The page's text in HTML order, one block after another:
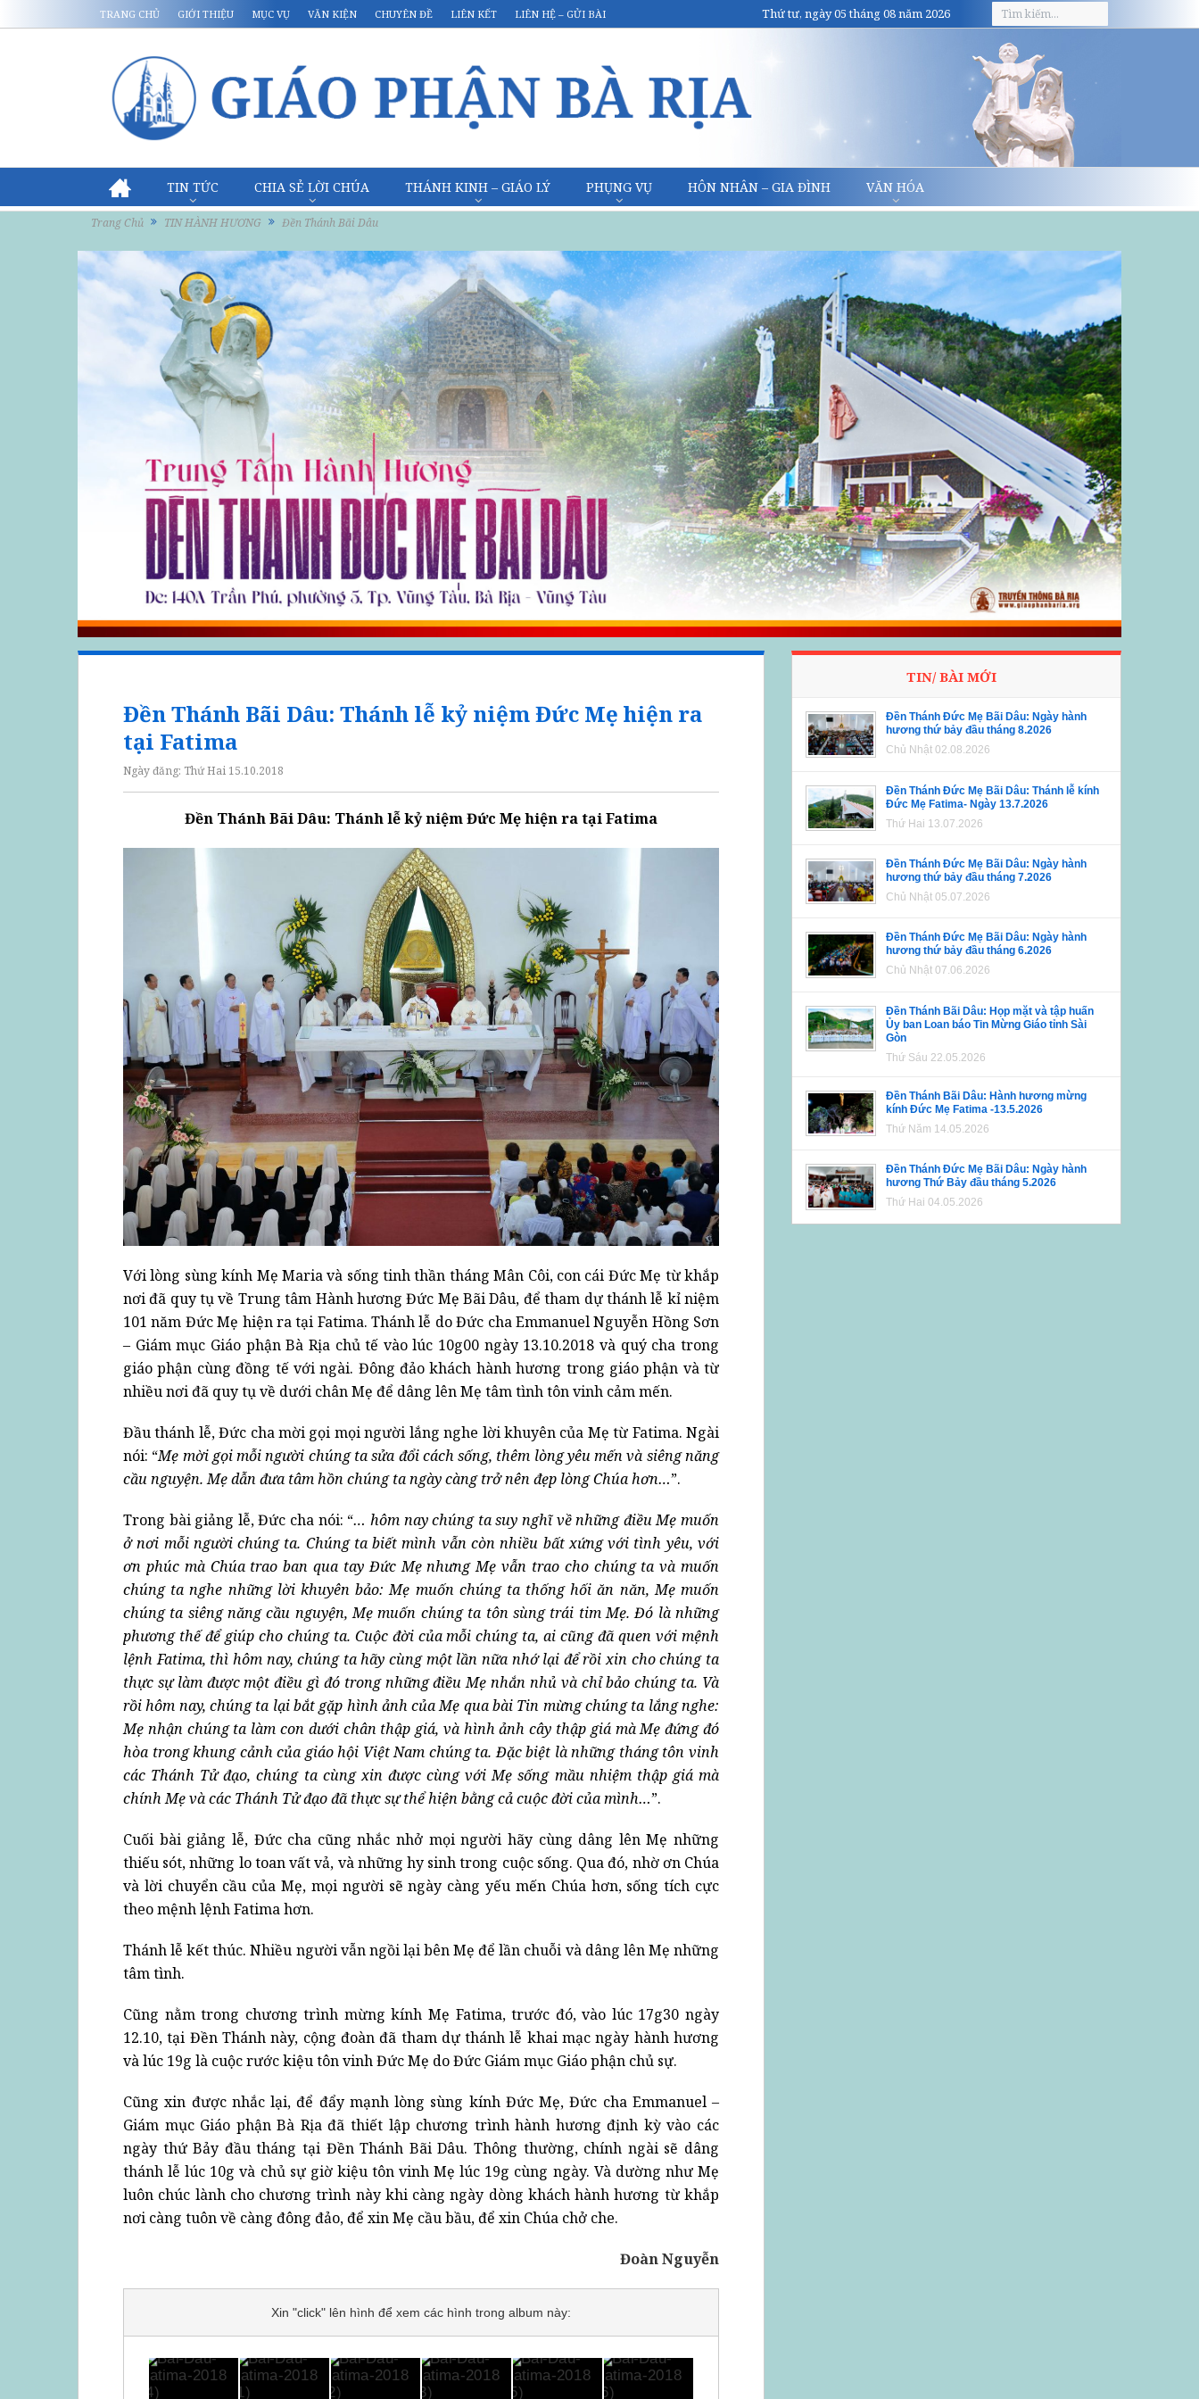
TRANG CHỦ GIỚI THIỆU MỤC VỤ VĂN KIỆN CHUYÊN ĐỀ LIÊN KẾT LIÊN HỆ – GỬI BÀI Thứ tư, ngày 05 tháng 08 năm 2026
TIN TỨC CHIA SẺ LỜI CHÚA THÁNH KINH – GIÁO LÝ PHỤNG VỤ HÔN NHÂN – GIA ĐÌNH VĂN HÓA
Trang Chủ TIN HÀNH HƯƠNG Đền Thánh Bãi Dâu
Đền Thánh Bãi Dâu: Thánh lễ kỷ niệm Đức Mẹ hiện ra
tại Fatima
Ngày đăng: Thứ Hai 15.10.2018
Đền Thánh Bãi Dâu: Thánh lễ kỷ niệm Đức Mẹ hiện ra tại Fatima
Với lòng sùng kính Mẹ Maria và sống tinh thần tháng Mân Côi, con cái Đức Mẹ từ khắp
nơi đã quy tụ về Trung tâm Hành hương Đức Mẹ Bãi Dâu, để tham dự thánh lễ kỉ niệm
101 năm Đức Mẹ hiện ra tại Fatima. Thánh lễ do Đức cha Emmanuel Nguyễn Hồng Sơn
– Giám mục Giáo phận Bà Rịa chủ tế vào lúc 10g00 ngày 13.10.2018 và quý cha trong
giáo phận cùng đồng tế với ngài. Đông đảo khách hành hương trong giáo phận và từ
nhiều nơi đã quy tụ về dưới chân Mẹ để dâng lên Mẹ tâm tình tôn vinh cảm mến.
Đầu thánh lễ, Đức cha mời gọi mọi người lắng nghe lời khuyên của Mẹ từ Fatima. Ngài
nói: “Mẹ mời gọi mỗi người chúng ta sửa đổi cách sống, thêm lòng yêu mến và siêng năng
cầu nguyện. Mẹ dẫn đưa tâm hồn chúng ta ngày càng trở nên đẹp lòng Chúa hơn…”.
Trong bài giảng lễ, Đức cha nói: “… hôm nay chúng ta suy nghĩ về những điều Mẹ muốn
ở nơi mỗi người chúng ta. Chúng ta biết mình vẫn còn nhiều bất xứng với tình yêu, với
ơn phúc mà Chúa trao ban qua tay Đức Mẹ nhưng Mẹ vẫn trao cho chúng ta và muốn
chúng ta nghe những lời khuyên bảo: Mẹ muốn chúng ta thống hối ăn năn, Mẹ muốn
chúng ta siêng năng cầu nguyện, Mẹ muốn chúng ta tôn sùng trái tim Mẹ. Đó là những
phương thế để giúp cho chúng ta. Cuộc đời của mỗi chúng ta, ai cũng đã quen với mệnh
lệnh Fatima, thì hôm nay, chúng ta hãy cùng một lần nữa nhớ lại để rồi xin cho chúng ta
thực sự làm được một điều gì đó trong những điều Mẹ nhắn nhủ và chỉ bảo chúng ta. Và
rồi hôm nay, chúng ta lại bắt gặp hình ảnh của Mẹ qua bài Tin mừng chúng ta lắng nghe:
Mẹ nhận chúng ta làm con dưới chân thập giá, và hình ảnh cây thập giá mà Mẹ đứng đó
hòa trong khung cảnh của giáo hội Việt Nam chúng ta. Đặc biệt là những tháng tôn vinh
các Thánh Tử đạo, chúng ta cùng xin được cùng với Mẹ sống mầu nhiệm thập giá mà
chính Mẹ và các Thánh Tử đạo đã thực sự thể hiện bằng cả cuộc đời của mình…”.
Cuối bài giảng lễ, Đức cha cũng nhắc nhở mọi người hãy cùng dâng lên Mẹ những
thiếu sót, những lo toan vất vả, và những hy sinh trong cuộc sống. Qua đó, nhờ ơn Chúa
và lời chuyển cầu của Mẹ, mọi người sẽ ngày càng yếu mến Chúa hơn, sống tích cực
theo mệnh lệnh Fatima hơn.
Thánh lễ kết thúc. Nhiều người vẫn ngồi lại bên Mẹ để lần chuỗi và dâng lên Mẹ những
tâm tình.
Cũng nằm trong chương trình mừng kính Mẹ Fatima, trước đó, vào lúc 17g30 ngày
12.10, tại Đền Thánh này, cộng đoàn đã tham dự thánh lễ khai mạc ngày hành hương
và lúc 19g là cuộc rước kiệu tôn vinh Đức Mẹ do Đức Giám mục Giáo phận chủ sự.
Cũng xin được nhắc lại, để đẩy mạnh lòng sùng kính Đức Mẹ, Đức cha Emmanuel –
Giám mục Giáo phận Bà Rịa đã thiết lập chương trình hành hương định kỳ vào các
ngày thứ Bảy đầu tháng tại Đền Thánh Bãi Dâu. Thông thường, chính ngài sẽ dâng
thánh lễ lúc 10g và chủ sự giờ kiệu tôn vinh Mẹ lúc 19g cùng ngày. Và dường như Mẹ
luôn chúc lành cho chương trình này khi càng ngày dòng khách hành hương từ khắp
nơi càng tuôn về càng đông đảo, để xin Mẹ cầu bầu, để xin Chúa chở che.
Đoàn Nguyễn
Xin "click" lên hình để xem các hình trong album này:
TIN/ BÀI MỚI
Đền Thánh Đức Mẹ Bãi Dâu: Ngày hành
hương thứ bảy đầu tháng 8.2026
Chủ Nhật 02.08.2026
Đền Thánh Đức Mẹ Bãi Dâu: Thánh lễ kính
Đức Mẹ Fatima- Ngày 13.7.2026
Thứ Hai 13.07.2026
Đền Thánh Đức Mẹ Bãi Dâu: Ngày hành
hương thứ bảy đầu tháng 7.2026
Chủ Nhật 05.07.2026
Đền Thánh Đức Mẹ Bãi Dâu: Ngày hành
hương thứ bảy đầu tháng 6.2026
Chủ Nhật 07.06.2026
Đền Thánh Bãi Dâu: Họp mặt và tập huấn
Ủy ban Loan báo Tin Mừng Giáo tỉnh Sài
Gòn
Thứ Sáu 22.05.2026
Đền Thánh Bãi Dâu: Hành hương mừng
kính Đức Mẹ Fatima -13.5.2026
Thứ Năm 14.05.2026
Đền Thánh Đức Mẹ Bãi Dâu: Ngày hành
hương Thứ Bảy đầu tháng 5.2026
Thứ Hai 04.05.2026